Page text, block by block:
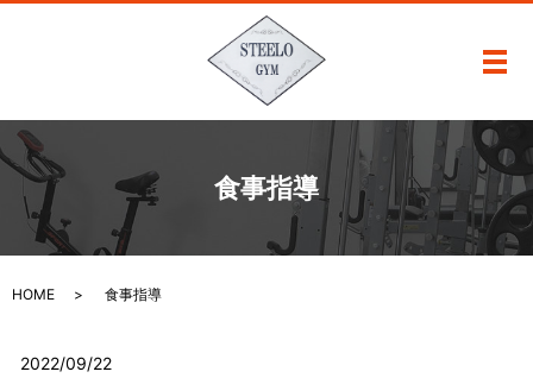
メ
食事指導
HOME 食事指導
2022/09/22